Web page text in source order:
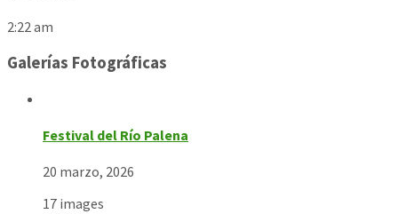
2:22 am
Galerías Fotográficas
Festival del Río Palena
20 marzo, 2026
17 images